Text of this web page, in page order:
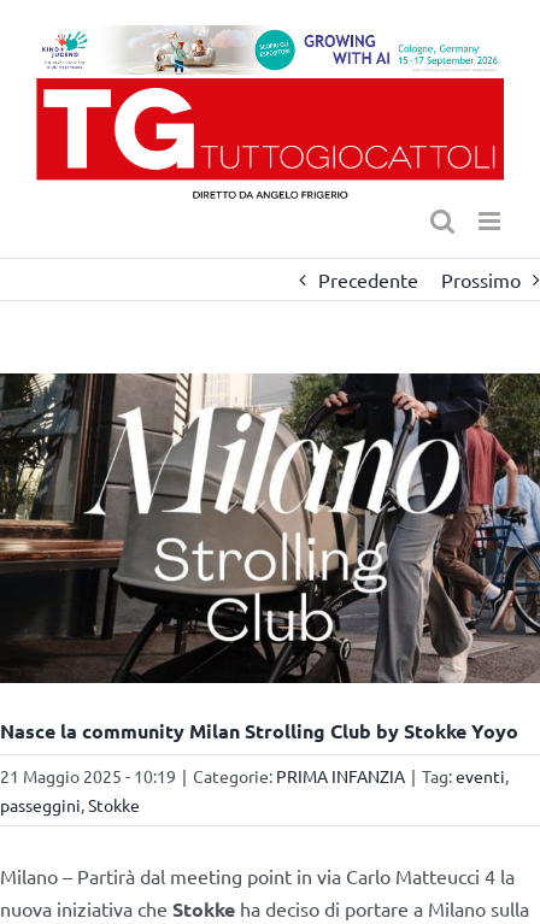
contenuto
Precedente Prossimo
Nasce la community Milan Strolling Club by Stokke Yoyo
21 Maggio 2025 - 10:19 | Categorie: PRIMA INFANZIA | Tag:eventi,
passeggini,Stokke
Milano – Partirà dal meeting point in via Carlo Matteucci 4 la
nuova iniziativa che Stokke ha deciso di portare a Milano sulla